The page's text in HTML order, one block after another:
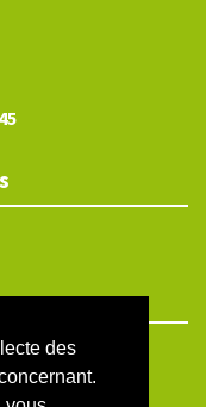
des
3359